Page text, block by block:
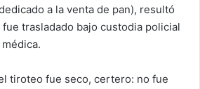
a la venta de pan), resultó
trasladado bajo custodia policial
tiroteo fue seco, certero: no fue